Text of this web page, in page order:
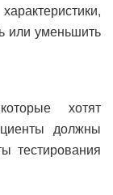
или уменьшить
хотят
должны
тестирования